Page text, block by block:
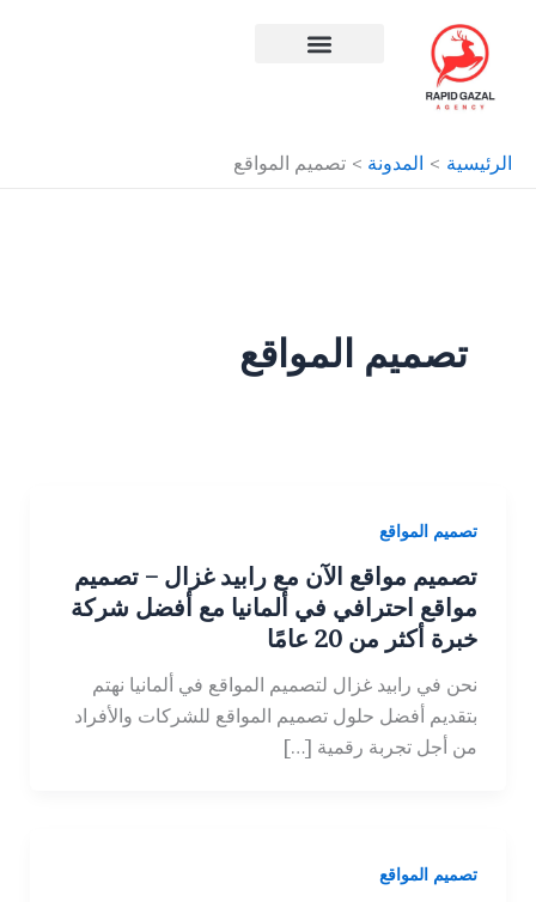
الرئيسية المدونة تصميم المواقع
تصميم المواقع
تصميم المواقع
تصميم مواقع الآن مع رابيد غزال – تصميم
مواقع احترافي في ألمانيا مع أفضل شركة
خبرة أكثر من 20 عامًا
نحن في رابيد غزال لتصميم المواقع في ألمانيا نهتم
بتقديم أفضل حلول تصميم المواقع للشركات والأفراد
من أجل تجربة رقمية […]
تصميم المواقع